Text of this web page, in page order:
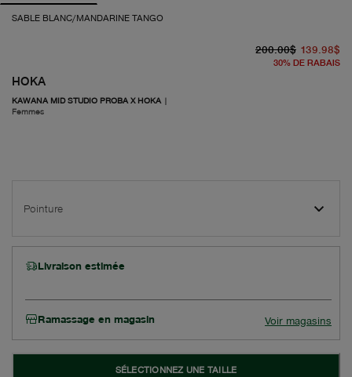
SABLE BLANC/MANDARINE TANGO
HOKA
KAWANA MID STUDIO PROBA X HOKA |
Femmes
200.00$ 139.98$
30% DE RABAIS
Pointure
Livraison estimée
Ramassage en magasin Voir magasins
SÉLECTIONNEZ UNE TAILLE